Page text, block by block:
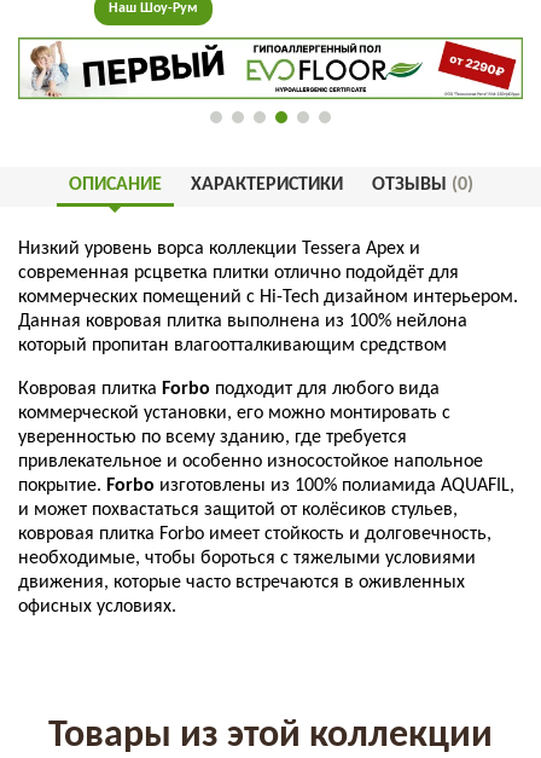
Наш Шоу-Рум
ОПИСАНИЕ ХАРАКТЕРИСТИКИ ОТЗЫВЫ (0)
Низкий уровень ворса коллекции Tessera Apex и
современная рсцветка плитки отлично подойдёт для
коммерческих помещений с Hi-Tech дизайном интерьером.
Данная ковровая плитка выполнена из 100% нейлона
который пропитан влагоотталкивающим средством
Ковровая плитка Forbo подходит для любого вида
коммерческой установки, его можно монтировать с
уверенностью по всему зданию, где требуется
привлекательное и особенно износостойкое напольное
покрытие. Forbo изготовлены из 100% полиамида AQUAFIL,
и может похвастаться защитой от колёсиков стульев,
ковровая плитка Forbo имеет стойкость и долговечность,
необходимые, чтобы бороться с тяжелыми условиями
движения, которые часто встречаются в оживленных
офисных условиях.
Товары из этой коллекции